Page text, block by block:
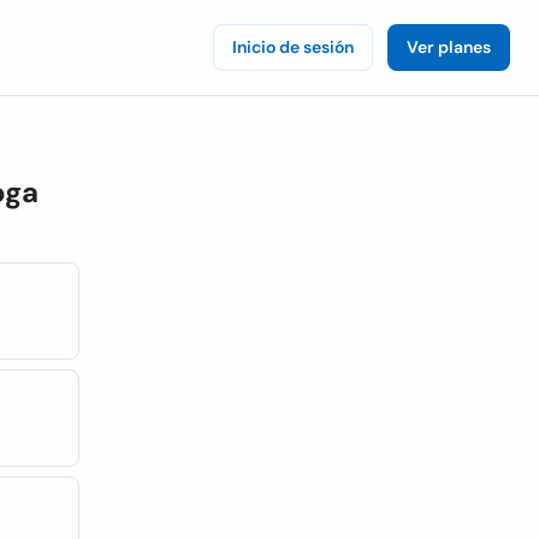
Inicio de sesión Ver planes